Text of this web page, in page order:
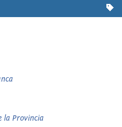
la Provincia